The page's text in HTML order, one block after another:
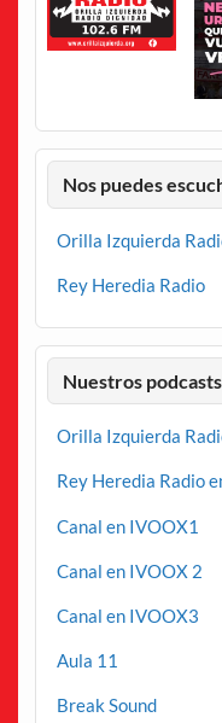
Nos puedes
Orilla Izquierda
Rey Heredia Radio
Nuestros podcasts
Orilla Izquierda
Rey Heredia Radio
Canal en IVOOX1
Canal en IVOOX 2
Canal en IVOOX3
Aula 11
Break Sound